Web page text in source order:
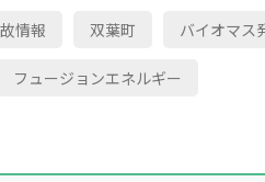
情報 双葉町 バイオマス
フュージョンエネルギー